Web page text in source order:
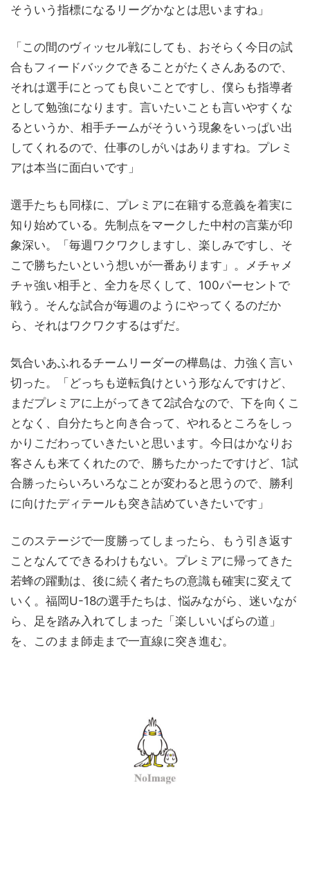
そういう指標になるリーグかなとは思いますね」
「この間のヴィッセル戦にしても、おそらく今日の試
合もフィードバックできることがたくさんあるので、
それは選手にとっても良いことですし、僕らも指導者
として勉強になります。言いたいことも言いやすくな
るというか、相手チームがそういう現象をいっぱい出
してくれるので、仕事のしがいはありますね。プレミ
アは本当に面白いです」
選手たちも同様に、プレミアに在籍する意義を着実に
知り始めている。先制点をマークした中村の言葉が印
象深い。「毎週ワクワクしますし、楽しみですし、そ
こで勝ちたいという想いが一番あります」。メチャメ
チャ強い相手と、全力を尽くして、100パーセントで
戦う。そんな試合が毎週のようにやってくるのだか
ら、それはワクワクするはずだ。
気合いあふれるチームリーダーの樺島は、力強く言い
切った。「どっちも逆転負けという形なんですけど、
まだプレミアに上がってきて2試合なので、下を向くこ
となく、自分たちと向き合って、やれるところをしっ
かりこだわっていきたいと思います。今日はかなりお
客さんも来てくれたので、勝ちたかったですけど、1試
合勝ったらいろいろなことが変わると思うので、勝利
に向けたディテールも突き詰めていきたいです」
このステージで一度勝ってしまったら、もう引き返す
ことなんてできるわけもない。プレミアに帰ってきた
若蜂の躍動は、後に続く者たちの意識も確実に変えて
いく。福岡U-18の選手たちは、悩みながら、迷いなが
ら、足を踏み入れてしまった「楽しいいばらの道」
を、このまま師走まで一直線に突き進む。